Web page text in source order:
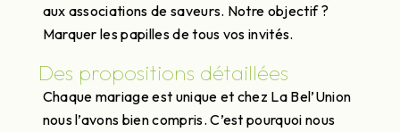
aux associations de saveurs. Notre objectif ?
Marquer les papilles de tous vos invités.
Des propositions détaillées
Chaque mariage est unique et chez La Bel’Union
nous l’avons bien compris. C’est pourquoi nous